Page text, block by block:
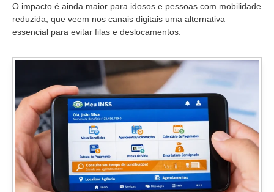
O impacto é ainda maior para idosos e pessoas com mobilidade
reduzida, que veem nos canais digitais uma alternativa
essencial para evitar filas e deslocamentos.